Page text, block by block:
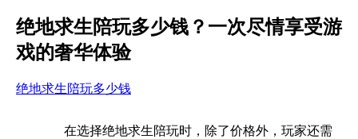
绝地求生陪玩多少钱？一次尽情享受游
戏的奢华体验
绝地求生陪玩多少钱
在选择绝地求生陪玩时，除了价格外，玩家还需